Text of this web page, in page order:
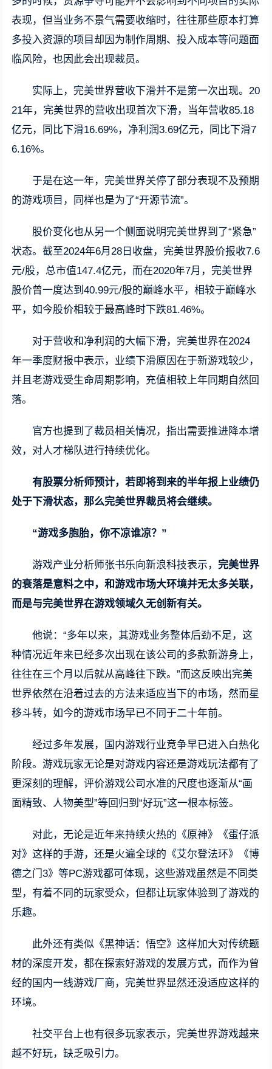
表现，但当业务不景气需要收缩时，往往那些原本打算
多投入资源的项目却因为制作周期、投入成本等问题面
临风险，也因此会出现裁员。
实际上，完美世界营收下滑并不是第一次出现。20
21年，完美世界的营收出现首次下滑，当年营收85.18
亿元，同比下滑16.69%，净利润3.69亿元，同比下滑7
6.16%。
于是在这一年，完美世界关停了部分表现不及预期
的游戏项目，同样也是为了“开源节流”。
股价变化也从另一个侧面说明完美世界到了“紧急”
状态。截至2024年6月28日收盘，完美世界股价报收7.6
元/股，总市值147.4亿元，而在2020年7月，完美世界
股价曾一度达到40.99元/股的巅峰水平，相较于巅峰水
平，如今股价相较于最高峰时下跌81.46%。
对于营收和净利润的大幅下滑，完美世界在2024
年一季度财报中表示，业绩下滑原因在于新游戏较少，
并且老游戏受生命周期影响，充值相较上年同期自然回
落。
官方也提到了裁员相关情况，指出需要推进降本增
效，对人才梯队进行持续优化。
有股票分析师预计，若即将到来的半年报上业绩仍
处于下滑状态，那么完美世界裁员将会继续。
“游戏多胞胎，你不凉谁凉？”
游戏产业分析师张书乐向新浪科技表示，完美世界
的衰落是意料之中，和游戏市场大环境并无太多关联，
而是与完美世界在游戏领域久无创新有关。
他说：“多年以来，其游戏业务整体后劲不足，这
种情况近年来已经多次出现在该公司的多款新游身上，
往往在三个月以后就从高峰往下跌。”而这反映出完美
世界依然在沿着过去的方法来适应当下的市场，然而星
移斗转，如今的游戏市场早已不同于二十年前。
经过多年发展，国内游戏行业竞争早已进入白热化
阶段。游戏玩家无论是对游戏内容还是游戏玩法都有了
更深刻的理解，评价游戏公司水准的尺度也逐渐从“画
面精致、人物美型”等回归到“好玩”这一根本标签。
对此，无论是近年来持续火热的《原神》《蛋仔派
对》这样的手游，还是火遍全球的《艾尔登法环》《博
德之门3》等PC游戏都可体现，这些游戏虽然是不同类
型，有着不同的玩家受众，但都让玩家体验到了游戏的
乐趣。
此外还有类似《黑神话：悟空》这样加大对传统题
材的深度开发，都在探索好游戏的发展方式，而作为曾
经的国内一线游戏厂商，完美世界显然还没适应这样的
环境。
社交平台上也有很多玩家表示，完美世界游戏越来
越不好玩，缺乏吸引力。